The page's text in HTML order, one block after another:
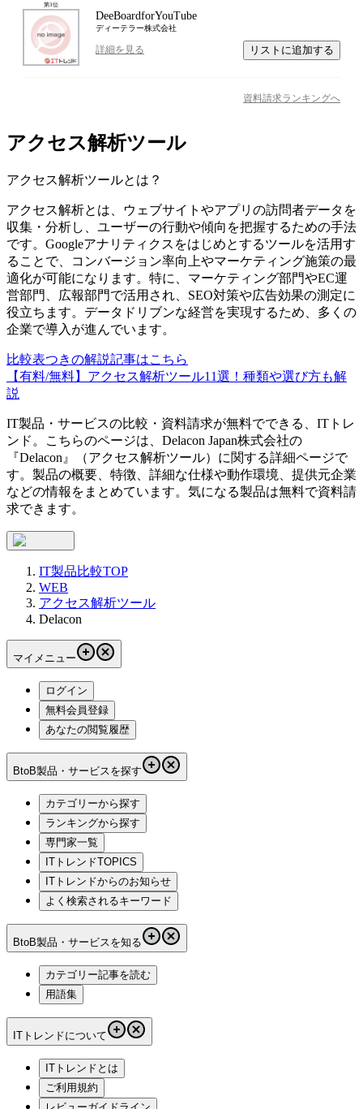
第3位
DeeBoardforYouTube
ディーテラー株式会社
詳細を見る リストに追加する
資料請求ランキングへ
アクセス解析ツール
アクセス解析ツールとは？
アクセス解析とは、ウェブサイトやアプリの訪問者データを
収集・分析し、ユーザーの行動や傾向を把握するための手法
です。Googleアナリティクスをはじめとするツールを活用す
ることで、コンバージョン率向上やマーケティング施策の最
適化が可能になります。特に、マーケティング部門やEC運
営部門、広報部門で活用され、SEO対策や広告効果の測定に
役立ちます。データドリブンな経営を実現するため、多くの
企業で導入が進んでいます。
比較表つきの解説記事はこちら
【有料/無料】アクセス解析ツール11選！種類や選び方も解
説
IT製品・サービスの比較・資料請求が無料でできる、ITトレ
ンド。こちらのページは、 Delacon Japan株式会社の
『Delacon 』（アクセス解析ツール）に関する詳細ページで
す。製品の概要、特徴、詳細な仕様や動作環境、提供元企業
などの情報をまとめています。気になる製品は無料で資料請
求できます。
IT製品比較TOP
WEB
アクセス解析ツール
Delacon
マイメニュー
ログイン
無料会員登録
あなたの閲覧履歴
BtoB製品・サービスを探す
カテゴリーから探す
ランキングから探す
専門家一覧
ITトレンドTOPICS
ITトレンドからのお知らせ
よく検索されるキーワード
BtoB製品・サービスを知る
カテゴリー記事を読む
用語集
ITトレンドについて
ITトレンドとは
ご利用規約